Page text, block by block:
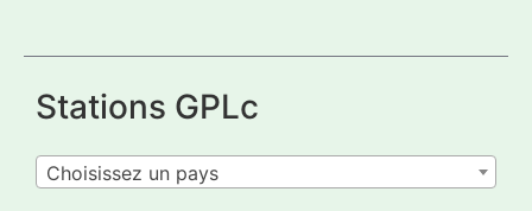
Stations GPLc
Choisissez un pays